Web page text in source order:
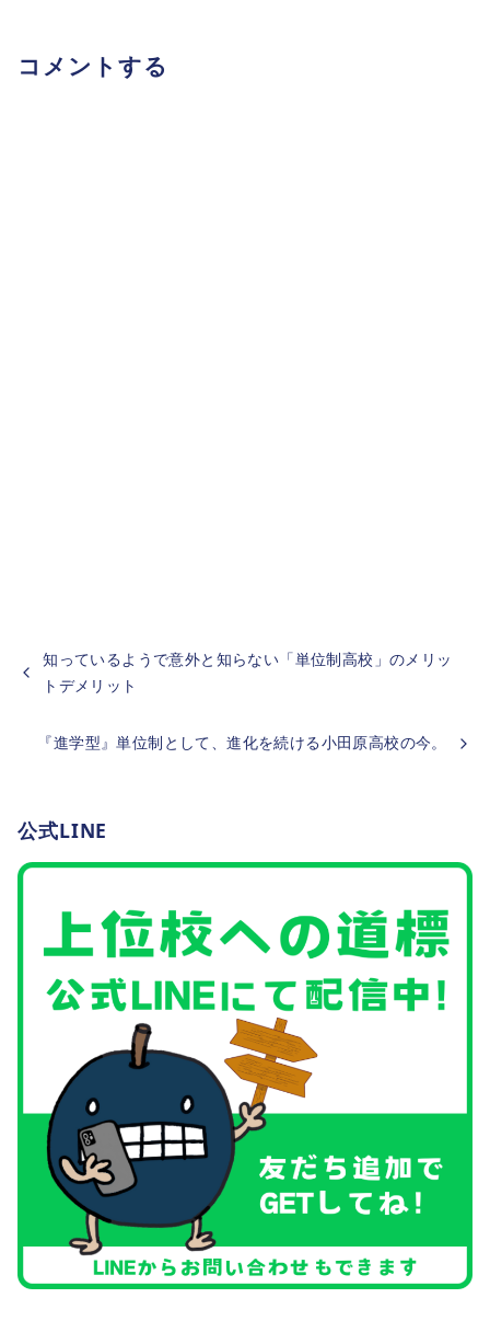
コメントする
知っているようで意外と知らない「単位制高校」のメリッ
トデメリット
『進学型』単位制として、進化を続ける小田原高校の今。
公式LINE